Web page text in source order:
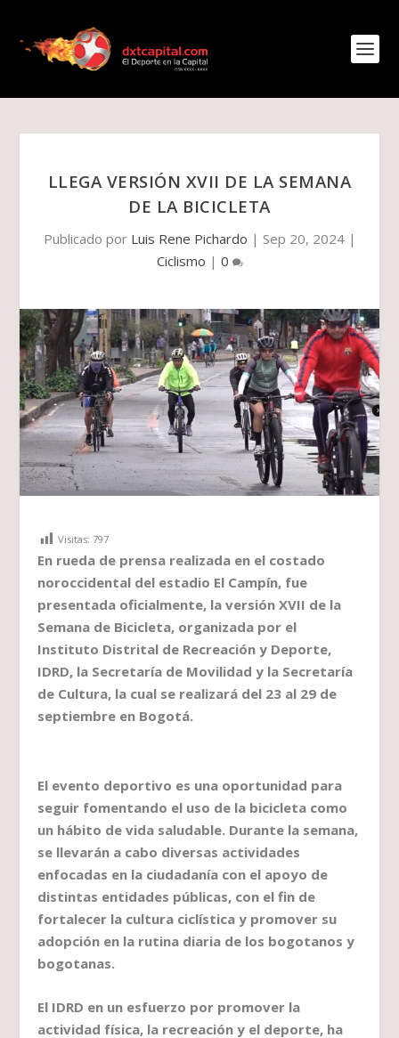
LLEGA VERSIÓN XVII DE LA SEMANA
DE LA BICICLETA
Publicado por Luis Rene Pichardo | Sep 20, 2024|
Ciclismo | 0
Visitas: 797
En rueda de prensa realizada en el costado
noroccidental del estadio El Campín, fue
presentada oficialmente, la versión XVII de la
Semana de Bicicleta, organizada por el
Instituto Distrital de Recreación y Deporte,
IDRD, la Secretaría de Movilidad y la Secretaría
de Cultura, la cual se realizará del 23 al 29 de
septiembre en Bogotá.
El evento deportivo es una oportunidad para
seguir fomentando el uso de la bicicleta como
un hábito de vida saludable. Durante la semana,
se llevarán a cabo diversas actividades
enfocadas en la ciudadanía con el apoyo de
distintas entidades públicas, con el fin de
fortalecer la cultura ciclística y promover su
adopción en la rutina diaria de los bogotanos y
bogotanas.
El IDRD en un esfuerzo por promover la
actividad física, la recreación y el deporte, ha